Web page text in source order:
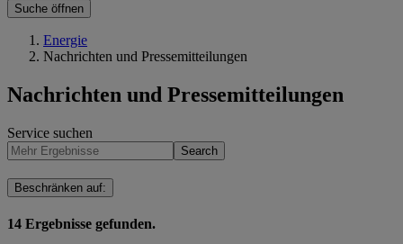
Suche öffnen
Energie
Nachrichten und Pressemitteilungen
Nachrichten und Pressemitteilungen
Service suchen
Search
Beschränken auf:
14 Ergebnisse gefunden.